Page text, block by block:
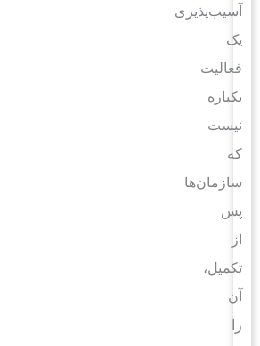
آسیب‌پذیری
فعالیت
یکباره
نیست
سازمان‌ها
پس
تکمیل،